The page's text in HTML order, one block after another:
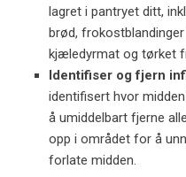
lagret i pantryet ditt,
brød,
kjæledyrmat og tørket
Identifiser og fjern
identifisert hvor
å umiddelbart fjerne
opp i området for å
forlate midden.